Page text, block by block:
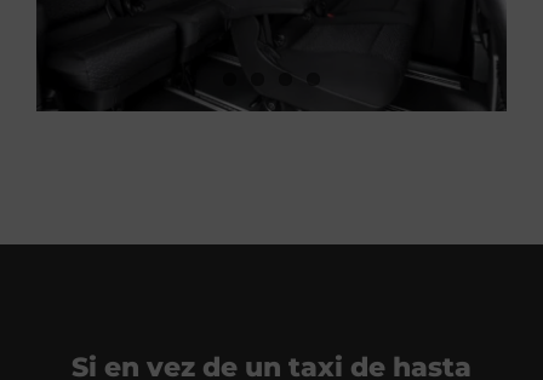
Si en vez de un taxi de hasta